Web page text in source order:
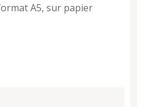
A5, sur papier